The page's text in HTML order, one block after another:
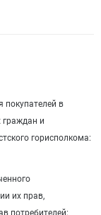
в
граждан и
горисполкома:
их прав,
потребителей: